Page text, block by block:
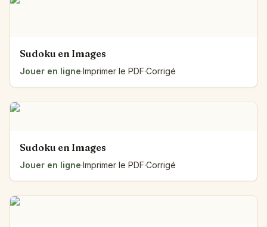
Sudoku en Images
Jouer en ligne·Imprimer le PDF·Corrigé
Sudoku en Images
Jouer en ligne·Imprimer le PDF·Corrigé